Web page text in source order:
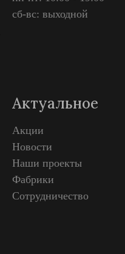
сб-вс: выходной
Актуальное
Акции
Новости
Наши проекты
Фабрики
Сотрудничество